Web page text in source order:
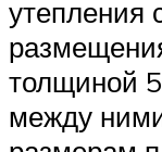
утепления
толщиной
между